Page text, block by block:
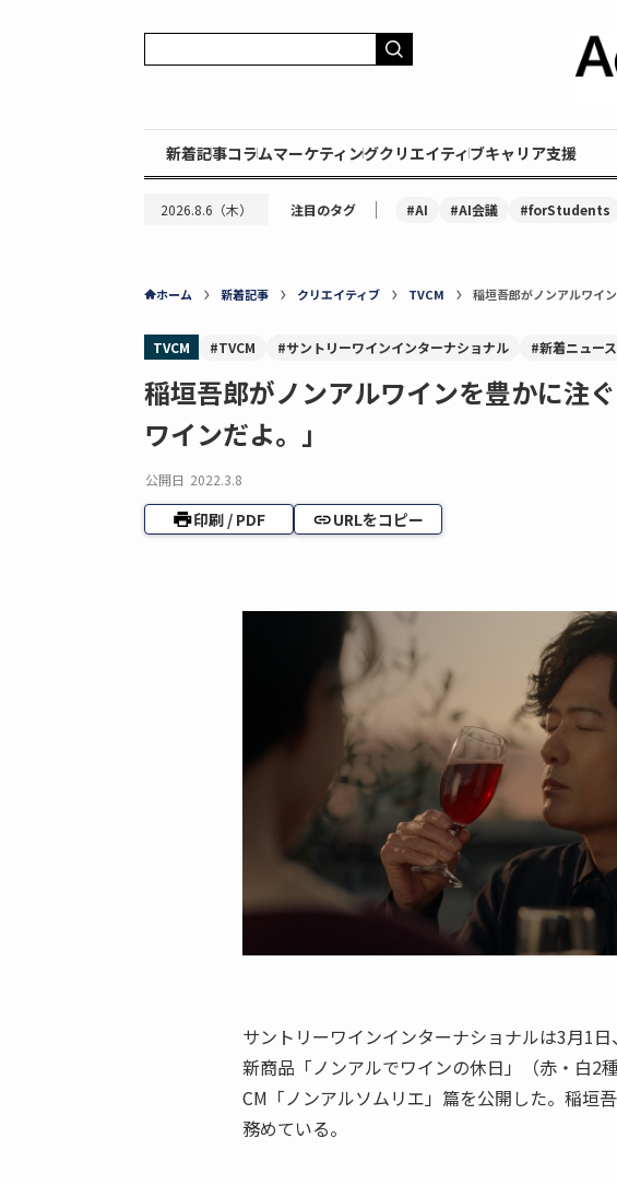
新着記事コラムマーケティングクリエイティブキャリア支援
2026.8.6（木） 注目のタグ ｜ #AI #AI会議 #forStudents
ホーム 新着記事 クリエイティブ TVCM 稲垣吾郎がノンアルワイ
TVCM #TVCM #サントリーワインインターナショナル #新着ニュース
稲垣吾郎がノンアルワインを豊かに注
ワインだよ。」
公開日 2022.3.8
印刷 / PDF URLをコピー
サントリーワインインターナショナルは3月1
新商品「ノンアルでワインの休日」（赤・白2
CM「ノンアルソムリエ」篇を公開した。稲垣
務めている。